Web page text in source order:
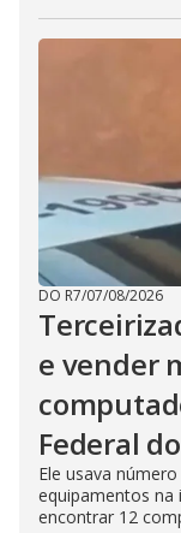
DO R7/07/08/2026
e vender
Federal
Ele usava
equipamentos na
encontrar 12